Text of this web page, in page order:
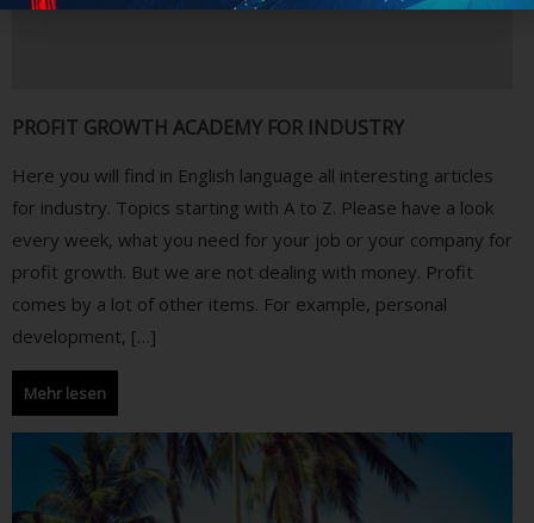
PROFIT GROWTH ACADEMY FOR INDUSTRY
Here you will find in English language all interesting articles
for industry. Topics starting with A to Z. Please have a look
every week, what you need for your job or your company for
profit growth. But we are not dealing with money. Profit
comes by a lot of other items. For example, personal
development, […]
Mehr lesen